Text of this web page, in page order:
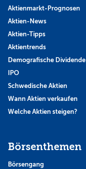
Aktienmarkt-Prognosen
Aktien-News
Aktien-Tipps
Aktientrends
Demografische Dividende
IPO
Schwedische Aktien
Wann Aktien verkaufen
Welche Aktien steigen?
Börsenthemen
Börsengang